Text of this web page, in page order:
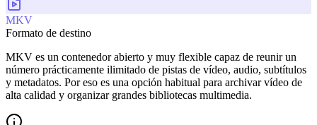
MKV
Formato de destino
MKV es un contenedor abierto y muy flexible capaz de reunir un
número prácticamente ilimitado de pistas de vídeo, audio, subtítulos
y metadatos. Por eso es una opción habitual para archivar vídeo de
alta calidad y organizar grandes bibliotecas multimedia.